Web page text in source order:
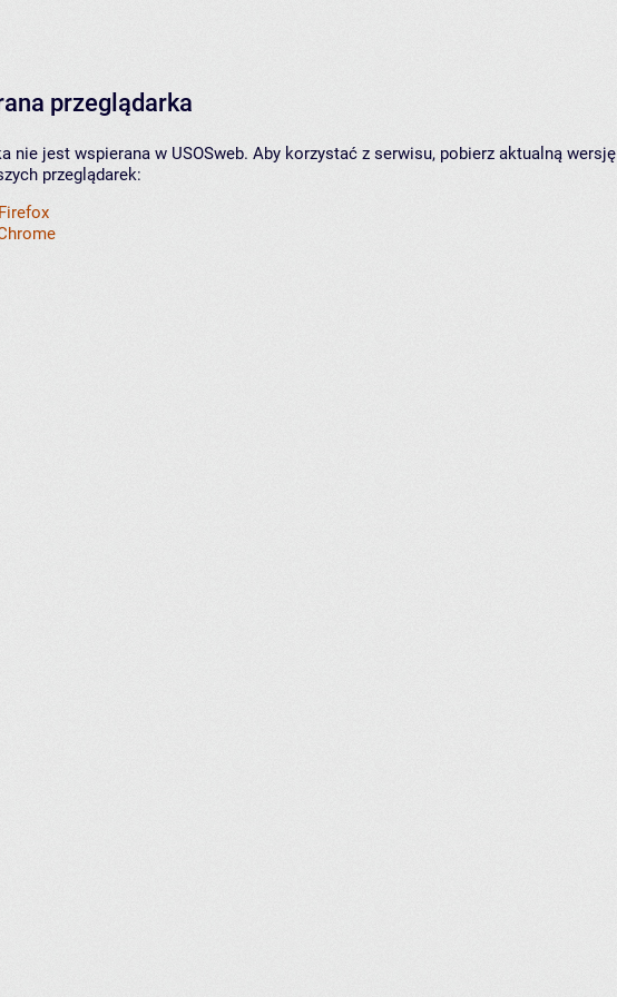
przeglądarka
nie jest wspierana w USOSweb. Aby korzystać z serwisu, pobierz aktualną wersję
przeglądarek: